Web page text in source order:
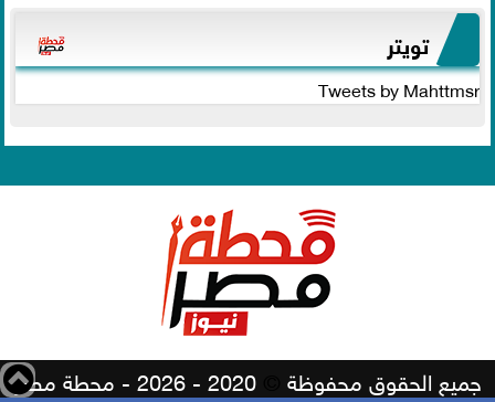
تويتر
Tweets by Mahttmsr
جميع الحقوق محفوظة 2020 - 2026 - محطة مصر